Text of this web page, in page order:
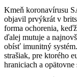
Kmeň koronavírusu
objavil prvýkrát v
forma ochorenia,
ďalej mutuje a
obísť imunitný
strašiak, pre ktorého
hraniciach a